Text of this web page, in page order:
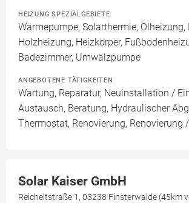
HEIZUNG SPEZIALGEBIETE
Wärmepumpe, Solarthermie, Ölheizung,
Holzheizung, Heizkörper,
Badezimmer, Umwälzpumpe
ANGEBOTENE TÄTIGKEITEN
Wartung, Reparatur, Neuinstallation /
Austausch, Beratung, Hydraulischer
Thermostat, Renovierung, Renovierung
Solar Kaiser GmbH
Reicheltstraße 1, 03238 Finsterwalde (45km